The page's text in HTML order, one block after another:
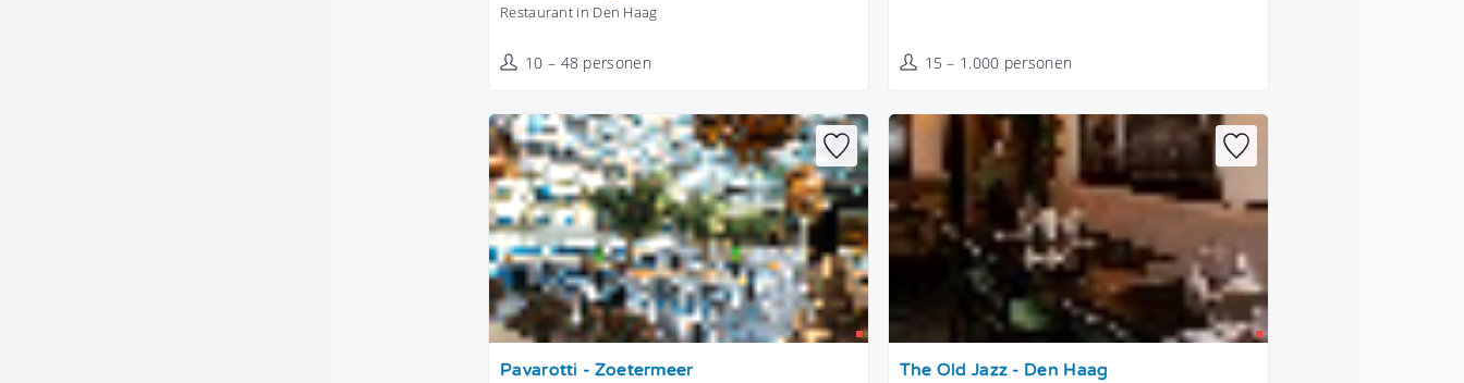
Restaurant in Den Haag
10 – 48 personen 15 – 1.000 personen
Tonen
Pavarotti - Zoetermeer
Tonen
The Old Jazz - Den Haag